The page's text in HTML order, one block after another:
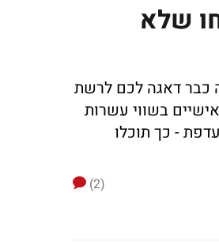
שלא
כבר דאגה לכם לרשת
בשווי עשרות
- כך תוכלו
(2)